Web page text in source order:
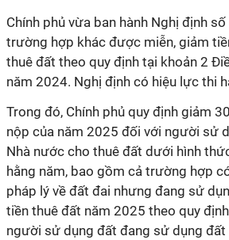
Chính phủ vừa ban hành Nghị định
trường hợp khác được miễn, giảm
thuê đất theo quy định tại khoản 2
năm 2024. Nghị định có hiệu lực thi
Trong đó, Chính phủ quy định giảm
nộp của năm 2025 đối với người sử
Nhà nước cho thuê đất dưới hình
hằng năm, bao gồm cả trường hợp
pháp lý về đất đai nhưng đang sử
tiền thuê đất năm 2025 theo quy
người sử dụng đất đang sử dụng